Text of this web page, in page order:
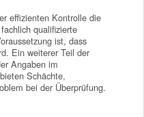
effizienten Kontrolle die
qualifizierte
ist, dass
Ein weiterer Teil der
Angaben im
Schächte,
bei der Überprüfung.